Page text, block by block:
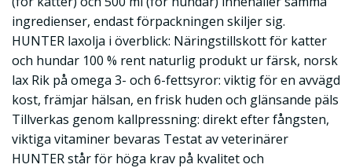
ingredienser, endast förpackningen skiljer sig.
HUNTER laxolja i överblick: Näringstillskott för katter
och hundar 100 % rent naturlig produkt ur färsk, norsk
lax Rik på omega 3- och 6-fettsyror: viktig för en avvägd
kost, främjar hälsan, en frisk huden och glänsande päls
Tillverkas genom kallpressning: direkt efter fångsten,
viktiga vitaminer bevaras Testat av veterinärer
HUNTER står för höga krav på kvalitet och